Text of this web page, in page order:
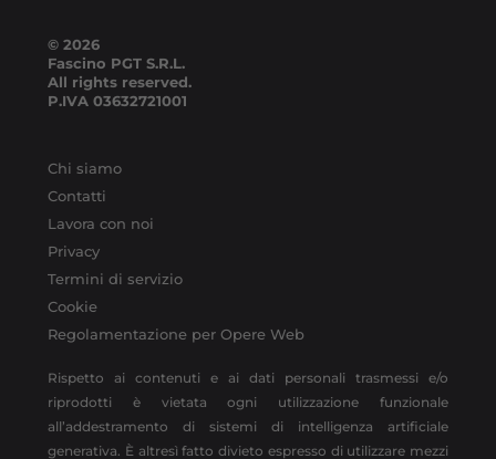
© 2026
Fascino PGT S.R.L.
All rights reserved.
P.IVA 03632721001
Chi siamo
Contatti
Lavora con noi
Privacy
Termini di servizio
Cookie
Regolamentazione per Opere Web
Rispetto ai contenuti e ai dati personali trasmessi e/o
riprodotti è vietata ogni utilizzazione funzionale
all’addestramento di sistemi di intelligenza artificiale
generativa. È altresì fatto divieto espresso di utilizzare mezzi